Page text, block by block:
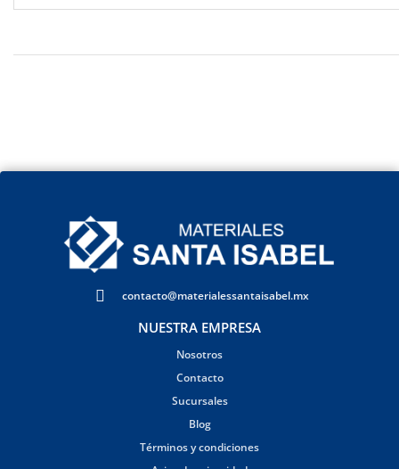
contacto@materialessantaisabel.mx
NUESTRA EMPRESA
Nosotros
Contacto
Sucursales
Blog
Términos y condiciones